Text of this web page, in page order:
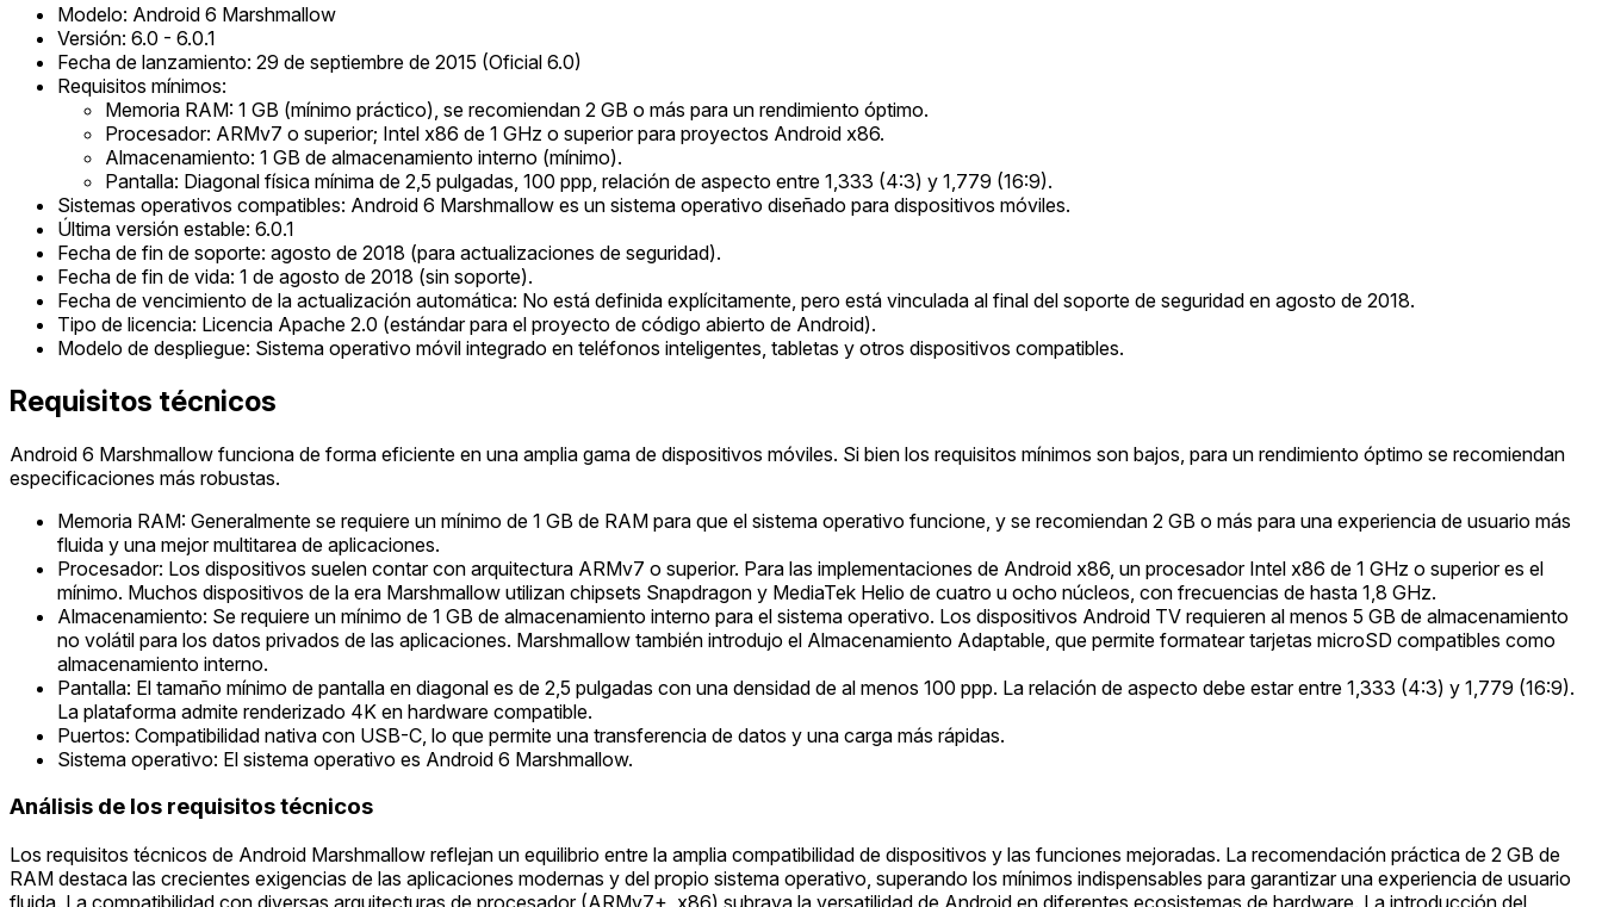
Modelo: Android 6 Marshmallow
Versión: 6.0 - 6.0.1
Fecha de lanzamiento: 29 de septiembre de 2015 (Oficial 6.0)
Requisitos mínimos:
Memoria RAM: 1 GB (mínimo práctico), se recomiendan 2 GB o más para un rendimiento óptimo.
Procesador: ARMv7 o superior; Intel x86 de 1 GHz o superior para proyectos Android x86.
Almacenamiento: 1 GB de almacenamiento interno (mínimo).
Pantalla: Diagonal física mínima de 2,5 pulgadas, 100 ppp, relación de aspecto entre 1,333 (4:3) y 1,779 (16:9).
Sistemas operativos compatibles: Android 6 Marshmallow es un sistema operativo diseñado para dispositivos móviles.
Última versión estable: 6.0.1
Fecha de fin de soporte: agosto de 2018 (para actualizaciones de seguridad).
Fecha de fin de vida: 1 de agosto de 2018 (sin soporte).
Fecha de vencimiento de la actualización automática: No está definida explícitamente, pero está vinculada al final del soporte de seguridad en agosto de 2018.
Tipo de licencia: Licencia Apache 2.0 (estándar para el proyecto de código abierto de Android).
Modelo de despliegue: Sistema operativo móvil integrado en teléfonos inteligentes, tabletas y otros dispositivos compatibles.
Requisitos técnicos
Android 6 Marshmallow funciona de forma eficiente en una amplia gama de dispositivos móviles. Si bien los requisitos mínimos son bajos, para un rendimiento óptimo se recomiendan
especificaciones más robustas.
Memoria RAM: Generalmente se requiere un mínimo de 1 GB de RAM para que el sistema operativo funcione, y se recomiendan 2 GB o más para una experiencia de usuario más
fluida y una mejor multitarea de aplicaciones.
Procesador: Los dispositivos suelen contar con arquitectura ARMv7 o superior. Para las implementaciones de Android x86, un procesador Intel x86 de 1 GHz o superior es el
mínimo. Muchos dispositivos de la era Marshmallow utilizan chipsets Snapdragon y MediaTek Helio de cuatro u ocho núcleos, con frecuencias de hasta 1,8 GHz.
Almacenamiento: Se requiere un mínimo de 1 GB de almacenamiento interno para el sistema operativo. Los dispositivos Android TV requieren al menos 5 GB de almacenamiento
no volátil para los datos privados de las aplicaciones. Marshmallow también introdujo el Almacenamiento Adaptable, que permite formatear tarjetas microSD compatibles como
almacenamiento interno.
Pantalla: El tamaño mínimo de pantalla en diagonal es de 2,5 pulgadas con una densidad de al menos 100 ppp. La relación de aspecto debe estar entre 1,333 (4:3) y 1,779 (16:9).
La plataforma admite renderizado 4K en hardware compatible.
Puertos: Compatibilidad nativa con USB-C, lo que permite una transferencia de datos y una carga más rápidas.
Sistema operativo: El sistema operativo es Android 6 Marshmallow.
Análisis de los requisitos técnicos
Los requisitos técnicos de Android Marshmallow reflejan un equilibrio entre la amplia compatibilidad de dispositivos y las funciones mejoradas. La recomendación práctica de 2 GB de
RAM destaca las crecientes exigencias de las aplicaciones modernas y del propio sistema operativo, superando los mínimos indispensables para garantizar una experiencia de usuario